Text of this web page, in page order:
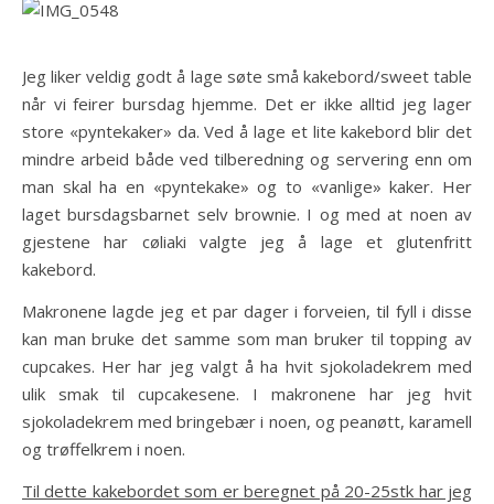
Jeg liker veldig godt å lage søte små kakebord/sweet table
når vi feirer bursdag hjemme. Det er ikke alltid jeg lager
store «pyntekaker» da. Ved å lage et lite kakebord blir det
mindre arbeid både ved tilberedning og servering enn om
man skal ha en «pyntekake» og to «vanlige» kaker. Her
laget bursdagsbarnet selv brownie. I og med at noen av
gjestene har cøliaki valgte jeg å lage et glutenfritt
kakebord.
Makronene lagde jeg et par dager i forveien, til fyll i disse
kan man bruke det samme som man bruker til topping av
cupcakes. Her har jeg valgt å ha hvit sjokoladekrem med
ulik smak til cupcakesene. I makronene har jeg hvit
sjokoladekrem med bringebær i noen, og peanøtt, karamell
og trøffelkrem i noen.
Til dette kakebordet som er beregnet på 20-25stk har jeg